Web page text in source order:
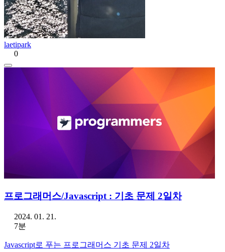
laetipark
0
프로그래머스/Javascript : 기초 문제 2일차
2024. 01. 21.
7분
Javascript로 푸는 프로그래머스 기초 문제 2일차